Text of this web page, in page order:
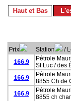
Haut et Bas
Prix Station /
166.9
Pétrole
St Luc / des
166.9
Pétrole
8855 Ch de
166.9
Pétrole
8855 ch